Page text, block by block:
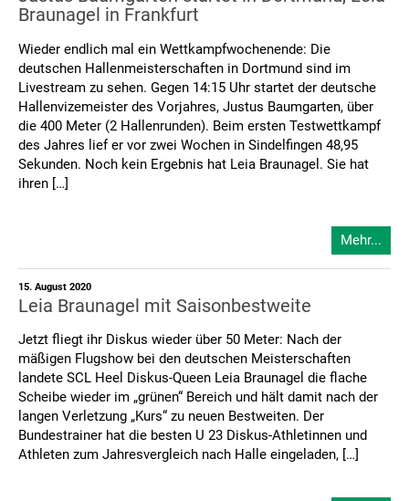
Braunagel in Frankfurt
Wieder endlich mal ein Wettkampfwochenende: Die
deutschen Hallenmeisterschaften in Dortmund sind im
Livestream zu sehen. Gegen 14:15 Uhr startet der deutsche
Hallenvizemeister des Vorjahres, Justus Baumgarten, über
die 400 Meter (2 Hallenrunden). Beim ersten Testwettkampf
des Jahres lief er vor zwei Wochen in Sindelfingen 48,95
Sekunden. Noch kein Ergebnis hat Leia Braunagel. Sie hat
ihren […]
Mehr...
15. August 2020
Leia Braunagel mit Saisonbestweite
Jetzt fliegt ihr Diskus wieder über 50 Meter: Nach der
mäßigen Flugshow bei den deutschen Meisterschaften
landete SCL Heel Diskus-Queen Leia Braunagel die flache
Scheibe wieder im „grünen“ Bereich und hält damit nach der
langen Verletzung „Kurs“ zu neuen Bestweiten. Der
Bundestrainer hat die besten U 23 Diskus-Athletinnen und
Athleten zum Jahresvergleich nach Halle eingeladen, […]